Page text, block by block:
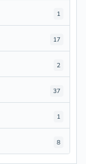
1
17
2
37
1
8